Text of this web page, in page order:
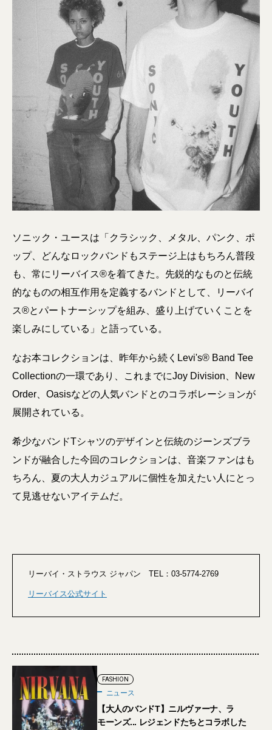
ソニック・ユースは「クラシック、メタル、パンク、ポ
ップ、どんなロックバンドもステージ上はもちろん普段
も、常にリーバイス®を着てきた。先鋭的なものと伝統
的なものの相互作用を定義するバンドとして、リーバイ
ス®とパートナーシップを組み、盛り上げていくことを
楽しみにしている」と語っている。
なお本コレクションは、昨年から続くLevi's® Band Tee
Collectionの一環であり、これまでにJoy Division、New
Order、Oasisなどの人気バンドとのコラボレーションが
展開されている。
希少なバンドTシャツのデザインと伝統のジーンズブラ
ンドが融合した今回のコレクションは、音楽ファンはも
ちろん、夏の大人カジュアルに個性を加えたい人にとっ
て見逃せないアイテムだ。
リーバイ・ストラウス ジャパン TEL：03-5774-2769
リーバイス公式サイト
FASHION
ニュース
【大人のバンドT】ニルヴァーナ、ラ
モーンズ... レジェンドたちとコラボした